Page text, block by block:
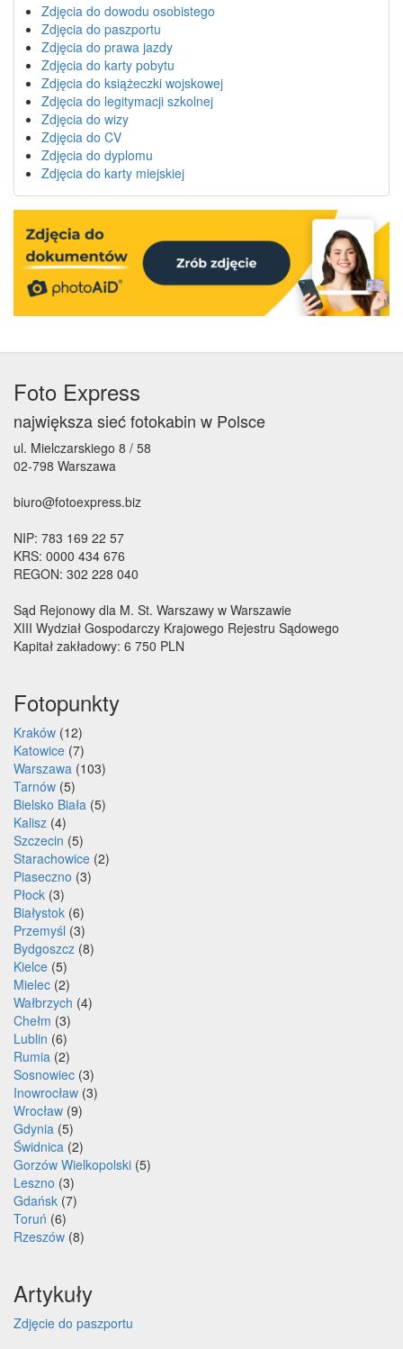
Zdjęcia do dowodu osobistego
Zdjęcia do paszportu
Zdjęcia do prawa jazdy
Zdjęcia do karty pobytu
Zdjęcia do książeczki wojskowej
Zdjęcia do legitymacji szkolnej
Zdjęcia do wizy
Zdjęcia do CV
Zdjęcia do dyplomu
Zdjęcia do karty miejskiej
Foto Express
największa sieć fotokabin w Polsce
ul. Mielczarskiego 8 / 58
02-798 Warszawa
biuro@fotoexpress.biz
NIP: 783 169 22 57
KRS: 0000 434 676
REGON: 302 228 040
Sąd Rejonowy dla M. St. Warszawy w Warszawie
XIII Wydział Gospodarczy Krajowego Rejestru Sądowego
Kapitał zakładowy: 6 750 PLN
Fotopunkty
Kraków (12)
Katowice (7)
Warszawa (103)
Tarnów (5)
Bielsko Biała (5)
Kalisz (4)
Szczecin (5)
Starachowice (2)
Piaseczno (3)
Płock (3)
Białystok (6)
Przemyśl (3)
Bydgoszcz (8)
Kielce (5)
Mielec (2)
Wałbrzych (4)
Chełm (3)
Lublin (6)
Rumia (2)
Sosnowiec (3)
Inowrocław (3)
Wrocław (9)
Gdynia (5)
Świdnica (2)
Gorzów Wielkopolski (5)
Leszno (3)
Gdańsk (7)
Toruń (6)
Rzeszów (8)
Artykuły
Zdjęcie do paszportu